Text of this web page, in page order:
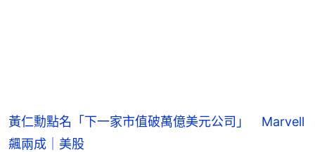
黃仁勳點名「下一家市值破萬億美元公司」 Marvell
飆兩成｜美股